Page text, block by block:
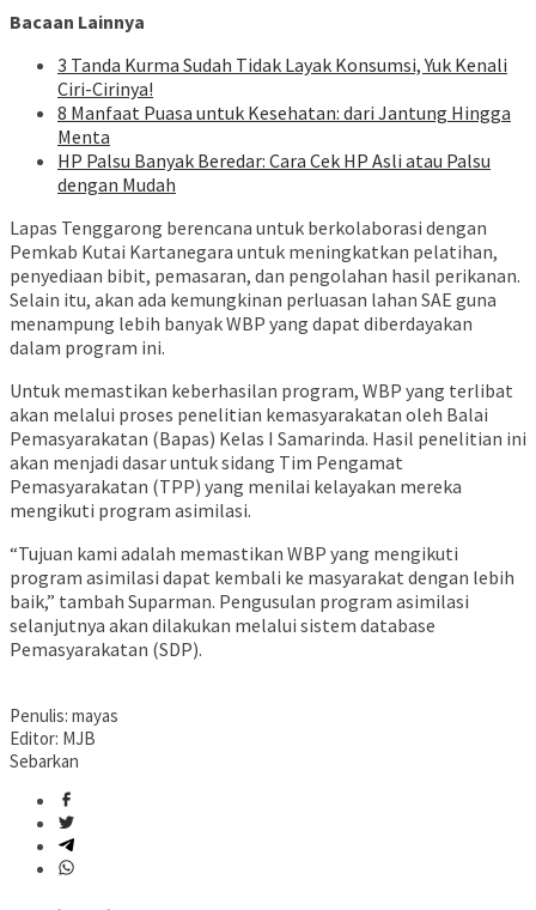
Bacaan Lainnya
3 Tanda Kurma Sudah Tidak Layak Konsumsi, Yuk Kenali
Ciri-Cirinya!
8 Manfaat Puasa untuk Kesehatan: dari Jantung Hingga
Menta
HP Palsu Banyak Beredar: Cara Cek HP Asli atau Palsu
dengan Mudah
Lapas Tenggarong berencana untuk berkolaborasi dengan
Pemkab Kutai Kartanegara untuk meningkatkan pelatihan,
penyediaan bibit, pemasaran, dan pengolahan hasil perikanan.
Selain itu, akan ada kemungkinan perluasan lahan SAE guna
menampung lebih banyak WBP yang dapat diberdayakan
dalam program ini.
Untuk memastikan keberhasilan program, WBP yang terlibat
akan melalui proses penelitian kemasyarakatan oleh Balai
Pemasyarakatan (Bapas) Kelas I Samarinda. Hasil penelitian ini
akan menjadi dasar untuk sidang Tim Pengamat
Pemasyarakatan (TPP) yang menilai kelayakan mereka
mengikuti program asimilasi.
“Tujuan kami adalah memastikan WBP yang mengikuti
program asimilasi dapat kembali ke masyarakat dengan lebih
baik,” tambah Suparman. Pengusulan program asimilasi
selanjutnya akan dilakukan melalui sistem database
Pemasyarakatan (SDP).
Penulis: mayas
Editor: MJB
Sebarkan